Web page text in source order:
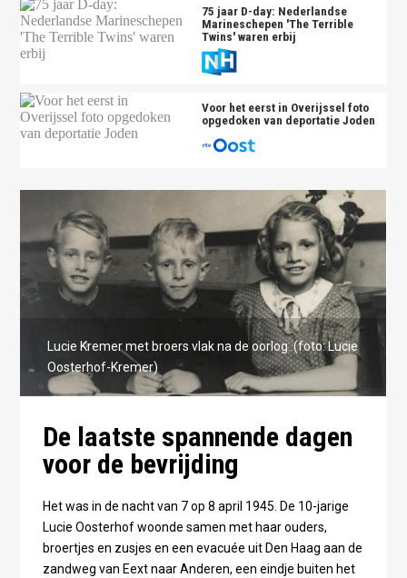
75 jaar D-day: Nederlandse
Marineschepen 'The Terrible
Twins' waren erbij
Voor het eerst in Overijssel foto
opgedoken van deportatie Joden
Lucie Kremer met broers vlak na de oorlog. (foto: Lucie
Oosterhof-Kremer)
De laatste spannende dagen
voor de bevrijding
Het was in de nacht van 7 op 8 april 1945. De 10-jarige
Lucie Oosterhof woonde samen met haar ouders,
broertjes en zusjes en een evacuée uit Den Haag aan de
zandweg van Eext naar Anderen, een eindje buiten het